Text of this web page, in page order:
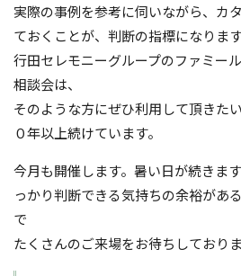
実際の事例を参考に伺いながら、カ
ておくことが、判断の指標になります
行田セレモニーグループのファミー
相談会は、
そのような方にぜひ利用して頂きた
０年以上続けています。
今月も開催します。暑い日が続きま
っかり判断できる気持ちの余裕があ
で
たくさんのご来場をお待ちしており